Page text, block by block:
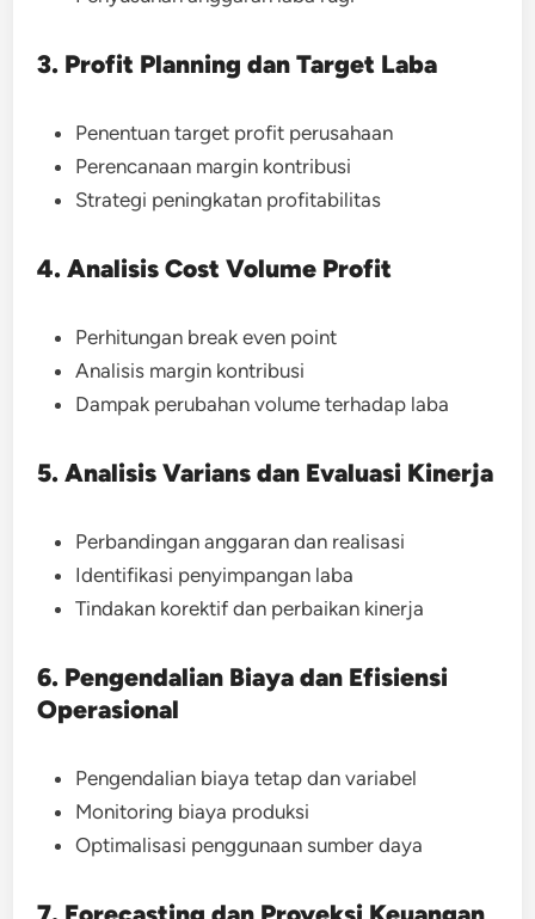
3. Profit Planning dan Target Laba
Penentuan target profit perusahaan
Perencanaan margin kontribusi
Strategi peningkatan profitabilitas
4. Analisis Cost Volume Profit
Perhitungan break even point
Analisis margin kontribusi
Dampak perubahan volume terhadap laba
5. Analisis Varians dan Evaluasi Kinerja
Perbandingan anggaran dan realisasi
Identifikasi penyimpangan laba
Tindakan korektif dan perbaikan kinerja
6. Pengendalian Biaya dan Efisiensi
Operasional
Pengendalian biaya tetap dan variabel
Monitoring biaya produksi
Optimalisasi penggunaan sumber daya